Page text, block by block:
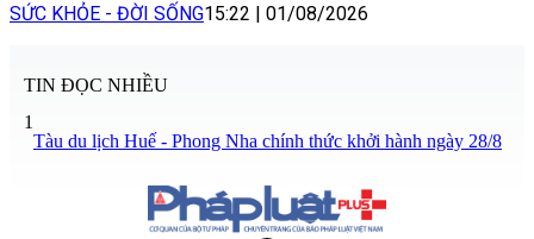
SỨC KHỎE - ĐỜI SỐNG15:22 | 01/08/2026
TIN ĐỌC NHIỀU
1
Tàu du lịch Huế - Phong Nha chính thức khởi hành ngày 28/8